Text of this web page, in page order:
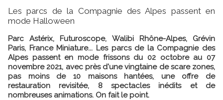
Les parcs de la Compagnie des Alpes passent en
mode Halloween
Parc Astérix, Futuroscope, Walibi Rhône-Alpes, Grévin
Paris, France Miniature... Les parcs de la Compagnie des
Alpes passent en mode frissons du 02 octobre au 07
novembre 2021, avec près d'une vingtaine de scare zones,
pas moins de 10 maisons hantées, une offre de
restauration revisitée, 8 spectacles inédits et de
nombreuses animations. On fait le point.